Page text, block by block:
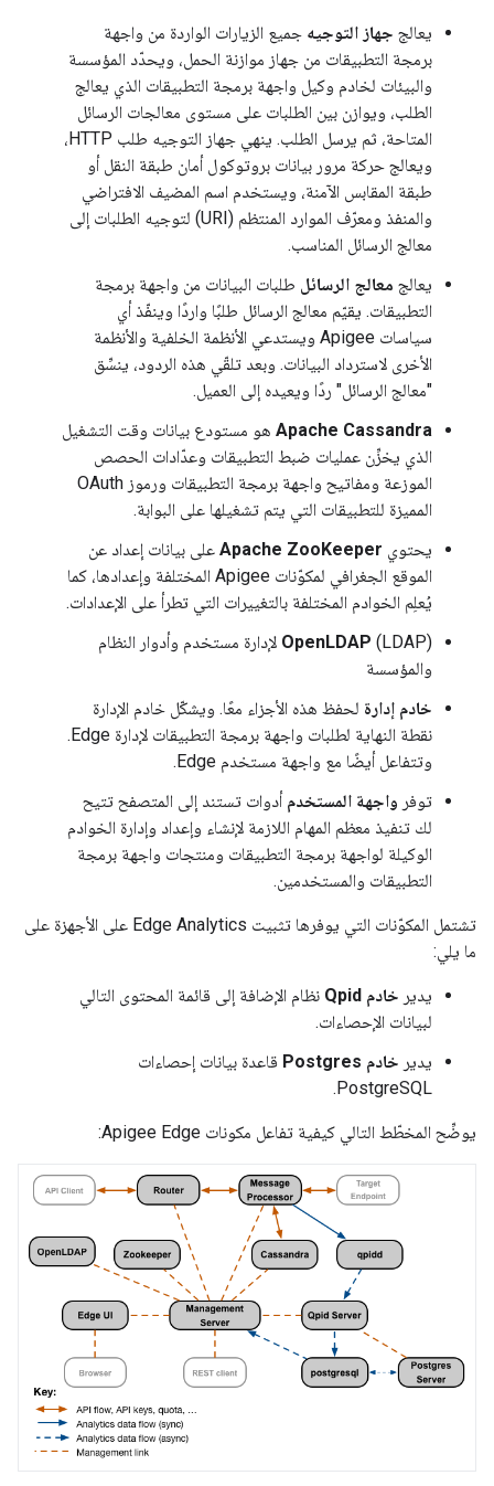
يعالج جهاز التوجيه جميع الزيارات الواردة من واجهة
برمجة التطبيقات من جهاز موازنة الحمل، ويحدّد المؤسسة
والبيئات لخادم وكيل واجهة برمجة التطبيقات الذي يعالج
الطلب، ويوازن بين الطلبات على مستوى معالجات الرسائل
المتاحة، ثم يرسل الطلب. ينهي جهاز التوجيه طلب HTTP،
ويعالج حركة مرور بيانات بروتوكول أمان طبقة النقل أو
طبقة المقابس الآمنة، ويستخدم اسم المضيف الافتراضي
والمنفذ ومعرّف الموارد المنتظم (URI) لتوجيه الطلبات إلى
معالج الرسائل المناسب.
يعالج معالج الرسائل طلبات البيانات من واجهة برمجة
التطبيقات. يقيّم معالج الرسائل طلبًا واردًا وينفّذ أي
سياسات Apigee ويستدعي الأنظمة الخلفية والأنظمة
الأخرى لاسترداد البيانات. وبعد تلقّي هذه الردود، ينسِّق
"معالج الرسائل" ردًا ويعيده إلى العميل.
Apache Cassandra هو مستودع بيانات وقت التشغيل
الذي يخزِّن عمليات ضبط التطبيقات وعدّادات الحصص
الموزعة ومفاتيح واجهة برمجة التطبيقات ورموز OAuth
المميزة للتطبيقات التي يتم تشغيلها على البوابة.
يحتوي Apache ZooKeeper على بيانات إعداد عن
الموقع الجغرافي لمكوّنات Apigee المختلفة وإعدادها، كما
يُعلِم الخوادم المختلفة بالتغييرات التي تطرأ على الإعدادات.
OpenLDAP (LDAP) لإدارة مستخدم وأدوار النظام
والمؤسسة
خادم إدارة لحفظ هذه الأجزاء معًا. ويشكّل خادم الإدارة
نقطة النهاية لطلبات واجهة برمجة التطبيقات لإدارة Edge.
وتتفاعل أيضًا مع واجهة مستخدم Edge.
توفر واجهة المستخدم أدوات تستند إلى المتصفح تتيح
لك تنفيذ معظم المهام اللازمة لإنشاء وإعداد وإدارة الخوادم
الوكيلة لواجهة برمجة التطبيقات ومنتجات واجهة برمجة
التطبيقات والمستخدمين.
تشتمل المكوّنات التي يوفرها تثبيت Edge Analytics على الأجهزة على
ما يلي:
يدير خادم Qpid
نظام الإضافة إلى قائمة المحتوى التالي
لبيانات الإحصاءات.
يدير خادم Postgres
قاعدة بيانات إحصاءات
PostgreSQL.
يوضِّح المخطّط التالي كيفية تفاعل مكونات Apigee Edge: